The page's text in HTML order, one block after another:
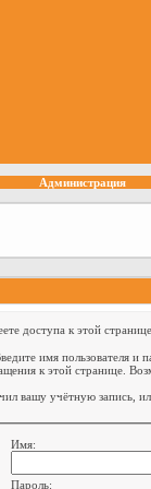
Администрация
доступа к этой
имя пользователя и
к этой странице.
вашу учётную запись,
Имя:
Пароль: